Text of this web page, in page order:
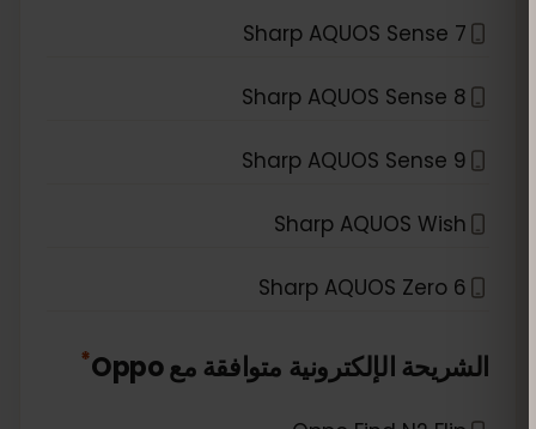
Sharp AQUOS Sense 7
Sharp AQUOS Sense 8
Sharp AQUOS Sense 9
Sharp AQUOS Wish
Sharp AQUOS Zero 6
الشريحة الإلكترونية متوافقة معOppo
*